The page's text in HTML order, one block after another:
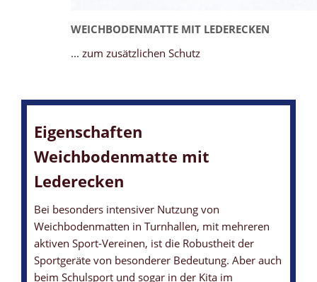
WEICHBODENMATTE MIT LEDERECKEN
... zum zusätzlichen Schutz
Eigenschaften
Weichbodenmatte mit
Lederecken
Bei besonders intensiver Nutzung von
Weichbodenmatten in Turnhallen, mit mehreren
aktiven Sport-Vereinen, ist die Robustheit der
Sportgeräte von besonderer Bedeutung. Aber auch
beim Schulsport und sogar in der Kita im